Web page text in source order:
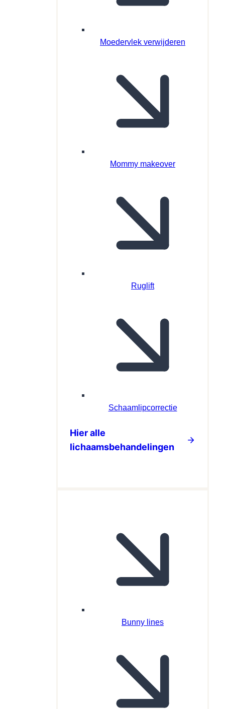
Moedervlek verwijderen
Mommy makeover
Ruglift
Schaamlipcorrectie
Hier alle
lichaamsbehandelingen
Bunny lines